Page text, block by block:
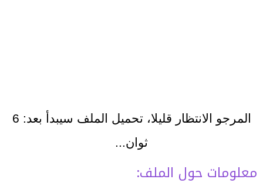
المرجو الانتظار قليلا، تحميل الملف سيبدأ بعد: 6
ثوان...
معلومات حول الملف: